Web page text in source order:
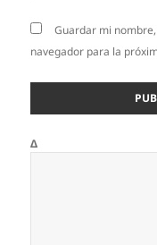
Guardar mi
navegador para la
Δ